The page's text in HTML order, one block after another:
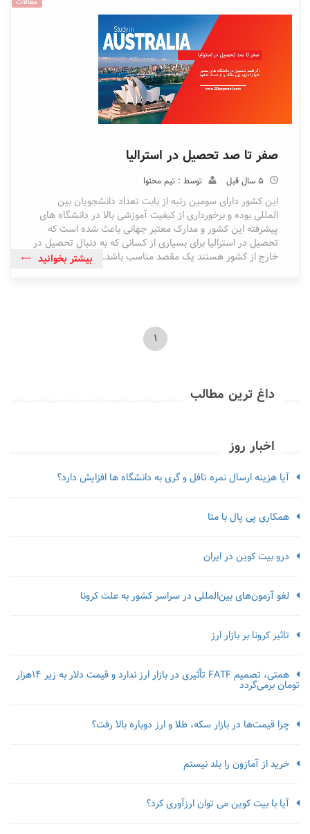
صفر تا صد تحصیل در استرالیا
5 سال قبل توسط : تیم محتوا
این کشور دارای سومین رتبه از بابت تعداد دانشجویان بین
المللی بوده و برخورداری از کیفیت آموزشی بالا در دانشگاه های
پیشرفته این کشور و مدارک معتبر جهانی باعث شده است که
تحصیل در استرالیا برای بسیاری از کسانی که به دنبال تحصیل در
خارج از کشور هستند یک مقصد مناسب باشد.
بیشتر بخوانید
1
داغ ترین مطالب
اخبار روز
آیا هزینه ارسال نمره تافل و گری به دانشگاه ها افزایش دارد؟
همکاری پی پال با متا
درو بیت کوین در ایران
لغو آزمون‌‌های بین‌المللی در سراسر کشور به علت کرونا
تاثیر کرونا بر بازار ارز
همتی، تصمیم FATF تأثیری در بازار ارز ندارد و قیمت دلار به زیر ۱۴هزار
تومان برمی‌گردد
چرا قیمت‌ها در بازار سکه، طلا و ارز دوباره بالا رفت؟
خرید از آمازون را بلد نیستم
آیا با بیت کوین می توان ارزآوری کرد؟